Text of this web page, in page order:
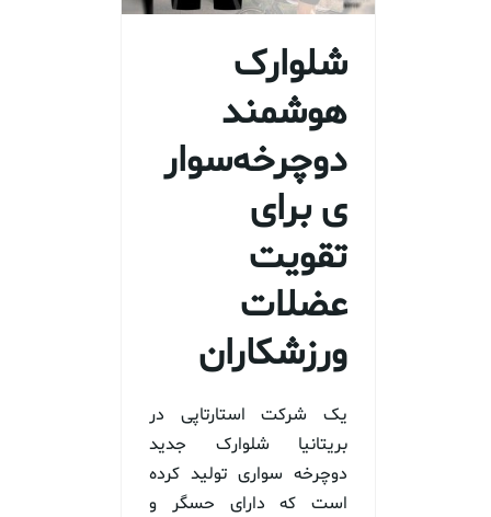
شلوارک
هوشمند
دوچرخه‌سوار
ی برای
تقویت
عضلات
ورزشکاران
یک شرکت استارتاپی در
بریتانیا شلوارک جدید
دوچرخه سواری تولید کرده
است که دارای حسگر و